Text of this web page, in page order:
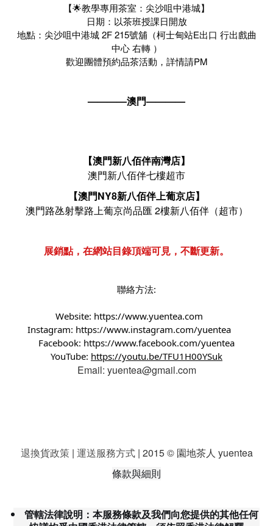
【🌟教學專用茶室：尖沙咀中港城】
日期：以茶班授課日開放
地點：尖沙咀中港城 2F 215號舖（柯士甸站E出口 行出戲曲
中心 右轉 ）
歡迎團體預約品茶活動，詳情請PM
————澳門————
【澳門新八佰伴南灣店】
澳門新八佰伴七樓超市
【澳門NY8新八佰伴上葡京店】
澳門路氹射擊路上葡京尚品匯 2樓新八佰伴（超市）
展銷點，在網站目錄頂端可見，不斷更新。
聯絡方法:
Website: https://www.yuentea.com
Instagram: https://www.instagram.com/yuentea
Facebook: https://www.facebook.com/yuentea
YouTube: https://youtu.be/TFU1H00YSuk
Email: yuentea@gmail.com
退換貨政策| 運送服務方式| 2015 © 園地茶人 yuentea
條款與細則
管轄法律說明：本服務條款及我們向您提供的其他任何